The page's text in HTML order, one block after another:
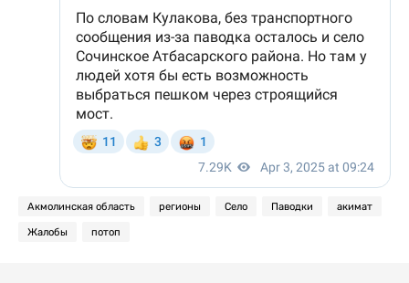
Акмолинская область регионы Село Паводки акимат
Жалобы потоп